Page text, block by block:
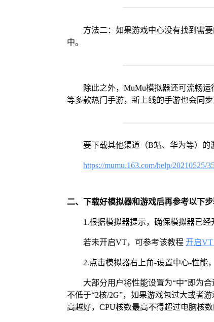
方法二：如果游戏中心没有找到需
中。
除此之外，MuMu模拟器还可流畅
等多款热门手游，新上线的手游也会同步
要下载其他渠道（B站、华为等）的
https://mumu.163.com/help/20210525/
二、下载好模拟器和游戏后再参考以下步
1.根据模拟器提示，确保模拟器已经
若未开启VT，可参考该教程 开启VT
2.点击模拟器右上角-设置中心-性能
大部分用户将性能设置为“中”即为
不低于“2核/2G”，如果游戏包过大或者
高越好，CPU核数最高不得超过电脑核